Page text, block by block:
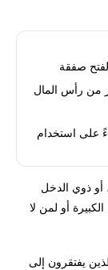
صفقة
من رأس المال
على استخدام
أو ذوي الدخل
أو لمن لا
يفتقرون إلى